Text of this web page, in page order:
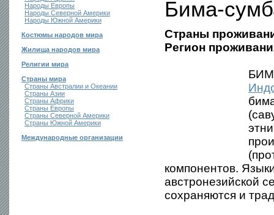
Народы Европы
Народы Северной Америки
Народы Южной Америки
Костюмы народов мира
Жилища народов мира
Религии мира
Страны мира
Страны Австралии и Океании
Страны Азии
Страны Африки
Страны Европы
Страны Северной Америки
Страны Южной Америки
Международные организации
Бима-
Страны
Регион
компонентов.
австронезийской
сохраняются и